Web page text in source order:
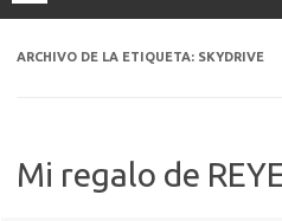
ARCHIVO DE LA ETIQUETA: SKYDRIVE
Mi regalo de